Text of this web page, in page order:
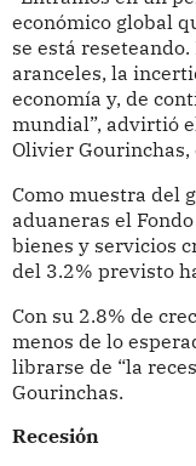
económico global
se está
aranceles, la
economía y, de
mundial”, advirtió
Olivier Gourinchas,
Como muestra del
aduaneras el
bienes y servicios
del 3.2% previsto
Con su 2.8% de
menos de lo
librarse de “la
Gourinchas.
Recesión